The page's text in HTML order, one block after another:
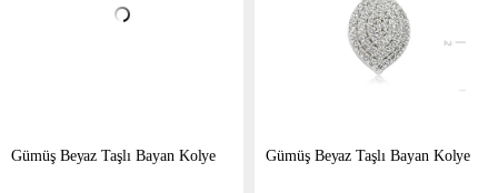
Gümüş Beyaz Taşlı Bayan Kolye Gümüş Beyaz Taşlı Bayan Kolye